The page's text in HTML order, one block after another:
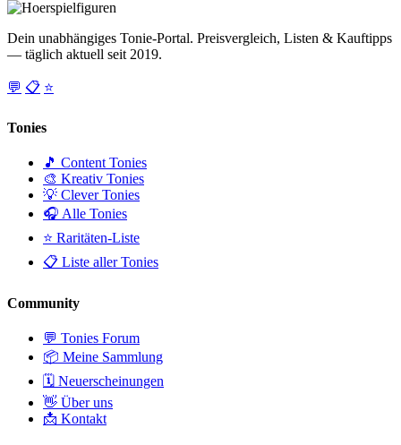
Dein unabhängiges Tonie-Portal. Preisvergleich, Listen & Kauftipps
— täglich aktuell seit 2019.
💬 📋 ⭐
Tonies
🎵 Content Tonies
🎨 Kreativ Tonies
💡 Clever Tonies
🎧 Alle Tonies
⭐ Raritäten-Liste
📋 Liste aller Tonies
Community
💬 Tonies Forum
📦 Meine Sammlung
🗓️ Neuerscheinungen
👋 Über uns
📩 Kontakt